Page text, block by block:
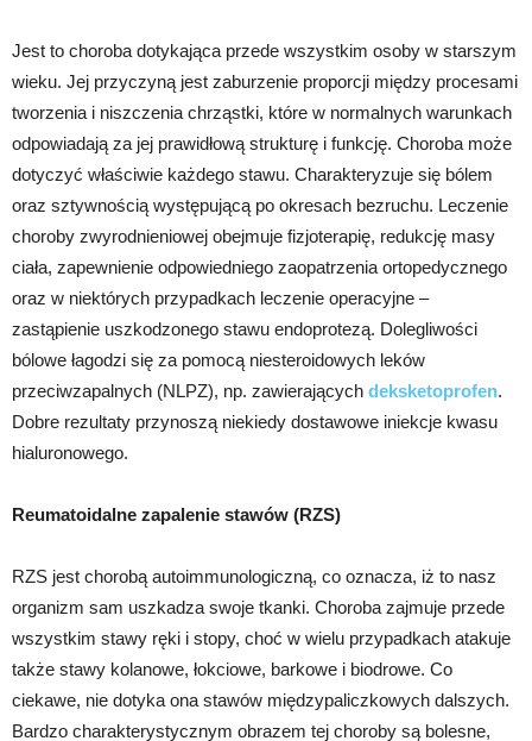
Jest to choroba dotykająca przede wszystkim osoby w starszym
wieku. Jej przyczyną jest zaburzenie proporcji między procesami
tworzenia i niszczenia chrząstki, które w normalnych warunkach
odpowiadają za jej prawidłową strukturę i funkcję. Choroba może
dotyczyć właściwie każdego stawu. Charakteryzuje się bólem
oraz sztywnością występującą po okresach bezruchu. Leczenie
choroby zwyrodnieniowej obejmuje fizjoterapię, redukcję masy
ciała, zapewnienie odpowiedniego zaopatrzenia ortopedycznego
oraz w niektórych przypadkach leczenie operacyjne –
zastąpienie uszkodzonego stawu endoprotezą. Dolegliwości
bólowe łagodzi się za pomocą niesteroidowych leków
przeciwzapalnych (NLPZ), np. zawierających deksketoprofen.
Dobre rezultaty przynoszą niekiedy dostawowe iniekcje kwasu
hialuronowego.
Reumatoidalne zapalenie stawów (RZS)
RZS jest chorobą autoimmunologiczną, co oznacza, iż to nasz
organizm sam uszkadza swoje tkanki. Choroba zajmuje przede
wszystkim stawy ręki i stopy, choć w wielu przypadkach atakuje
także stawy kolanowe, łokciowe, barkowe i biodrowe. Co
ciekawe, nie dotyka ona stawów międzypaliczkowych dalszych.
Bardzo charakterystycznym obrazem tej choroby są bolesne,